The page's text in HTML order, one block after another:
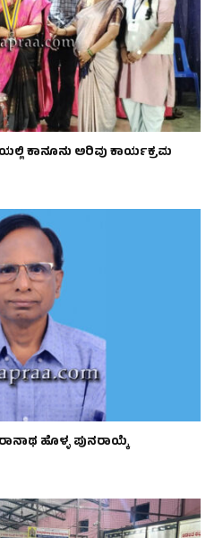
ಕಾನೂನು ಅರಿವು ಕಾರ್ಯಕ್ರಮ
ಹೊಳ್ಳ ಪುನರಾಯ್ಕೆ